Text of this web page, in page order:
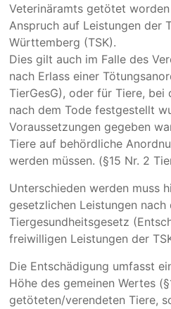
Veterinäramts getötet
Anspruch auf Leistungen der
Württemberg (TSK).
Dies gilt auch im Falle des
nach Erlass einer
TierGesG), oder für Tiere, bei
nach dem Tode festgestellt
Voraussetzungen gegeben
Tiere auf behördliche
werden müssen. (§15 Nr. 2
Unterschieden werden muss
gesetzlichen Leistungen nach
Tiergesundheitsgesetz
freiwilligen Leistungen der
Die Entschädigung umfasst
Höhe des gemeinen Wertes
getöteten/verendeten Tiere,